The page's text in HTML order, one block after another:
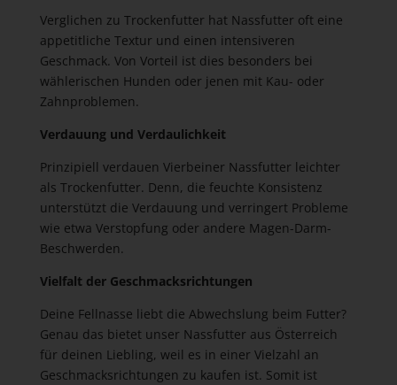
Verglichen zu Trockenfutter hat Nassfutter oft eine
appetitliche Textur und einen intensiveren
Geschmack. Von Vorteil ist dies besonders bei
wählerischen Hunden oder jenen mit Kau- oder
Zahnproblemen.
Verdauung und Verdaulichkeit
Prinzipiell verdauen Vierbeiner Nassfutter leichter
als Trockenfutter. Denn, die feuchte Konsistenz
unterstützt die Verdauung und verringert Probleme
wie etwa Verstopfung oder andere Magen-Darm-
Beschwerden.
Vielfalt der Geschmacksrichtungen
Deine Fellnasse liebt die Abwechslung beim Futter?
Genau das bietet unser Nassfutter aus Österreich
für deinen Liebling, weil es in einer Vielzahl an
Geschmacksrichtungen zu kaufen ist. Somit ist